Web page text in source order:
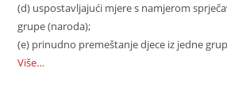
(d) uspostavljajući mjere s namjerom
grupe (naroda);
(e) prinudno premeštanje djece iz jedne
Više…